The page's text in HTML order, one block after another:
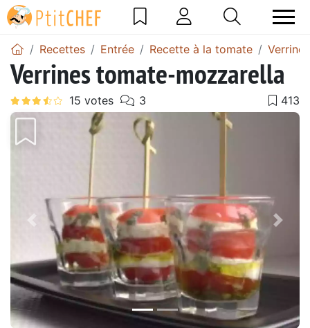
Recettes Entrée Recette à la tomate Verrine
Verrines tomate-mozzarella
Précédent